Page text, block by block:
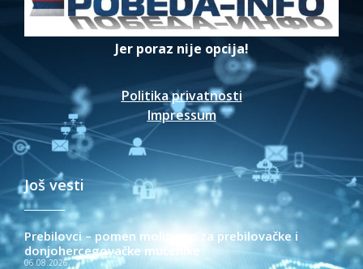
Jer poraz nije opcija!
Politika privatnosti
Impressum
Još vesti
Prebilovci – pomen molitvom za prebilovačke i
donjohercegovačke mučenike
06.08.2026.